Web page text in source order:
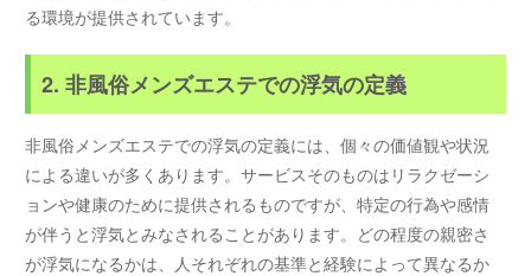
る環境が提供されています。
2. 非風俗メンズエステでの浮気の定義
非風俗メンズエステでの浮気の定義には、個々の価値観や状況
による違いが多くあります。サービスそのものはリラクゼーシ
ョンや健康のために提供されるものですが、特定の行為や感情
が伴うと浮気とみなされることがあります。どの程度の親密さ
が浮気になるかは、人それぞれの基準と経験によって異なるか